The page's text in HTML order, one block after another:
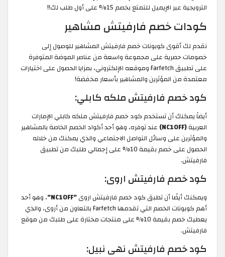
الترويجية عبر الإيميل للتمتع بخصم 15% على أول طلب لك!!
كودات خصم فارفيتش مشاهير
نقدم لك أقوى كوبونات خصم فارفيتش المشاهير للوصول إلى
خصومات حصرية على مجموعة واسعة من عناصر الموضة المتوفرة
على تطبيق Farfetch وموقعه الإلكتروني، بمزايا الحصول على اختيارات
معتمدة من المؤثرين والمشاهير بأسعار مخفضة!
كود خصم فارفيتش ملكه كابلي:
أيضاً يمكنك أن تستخدم كود خصم فارفيتش ملكه كابلي الإمارات
العربية(NC10FF)
عند توفره، وهو أحد أكواد الخصم الخاصة بالمشاهير
والمؤثرين على وسائل التواصل الاجتماعي والذي يمكنك من خلاله
الحصول على خصم بقيمة 10% على إجمالي طلبك من تطبيق
فارفيتش.
كود خصم فارفيتش اروى:
ويمكنك أيضًا أن تطبق كود خصم فارفيتش اروى"NC10FF"
، وهو أحد
أهم كوبونات الخصم التي تقدمها Farfetch بالتعاون من أروى، والذي
يعطيك خصم بقيمة 10% على منتجات مختارة على طلبك من موقع
فارفيتش.
كود خصم فارفيتش نهى نبيل: